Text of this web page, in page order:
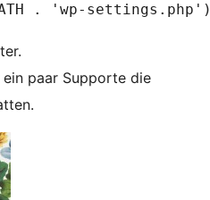
. 'wp-
paar Supporte die